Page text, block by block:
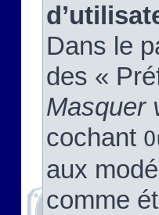
Dans le
des «
Masquer
cochant
aux
comme